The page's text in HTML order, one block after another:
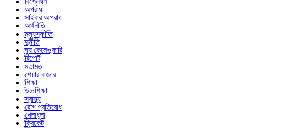
অপরাধ
সাইবার অপরাধ
অর্থনীতি
মূল্যস্ফীতি
দুর্নীতি
ঘুষ কেলেঙ্কারি
রিপোর্ট
মতামত
শেয়ার বাজার
শিক্ষা
উচ্চশিক্ষা
স্বাস্থ্য
রোগ প্রতিরোধ
খেলাধুলা
ক্রিকেট